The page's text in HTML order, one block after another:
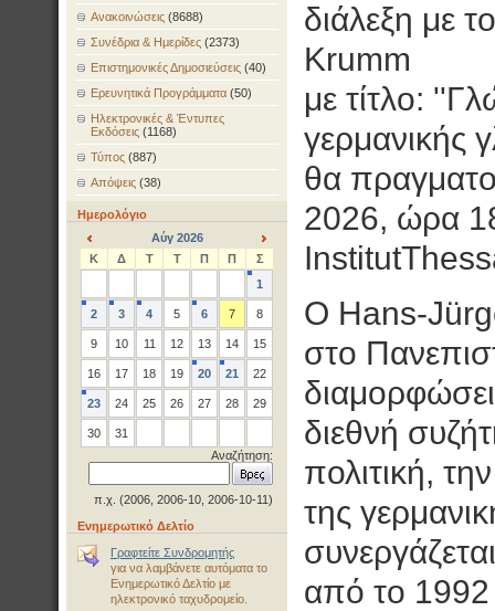
Ανακοινώσεις (8688)
Συνέδρια & Ημερίδες (2373)
Επιστημονικές Δημοσιεύσεις (40)
Ερευνητικά Προγράμματα (50)
Ηλεκτρονικές & Έντυπες
Εκδόσεις (1168)
Τύπος (887)
Απόψεις (38)
Ημερολόγιο
<
Αύγ 2026
>
Κ Δ Τ Τ Π Π
Σ
1
2 3 4 5 6 7 8
9 10 11 12 13 14 15
16 17 18 19 20 21 22
23 24 25 26 27 28 29
30
31
Αναζήτηση:
π.χ. (2006, 2006-10, 2006-10-11)
Ενημερωτικό Δελτίο
Γραφτείτε Συνδρομητής
για να λαμβάνετε αυτόματα το
Ενημερωτικό Δελτίο με
ηλεκτρονικό ταχυδρομείο.
διάλεξη με
Krumm
με τίτλο:
θα
2026, ώρα
Ο Hans-
στο
διεθνή
πολιτική,
της
από το